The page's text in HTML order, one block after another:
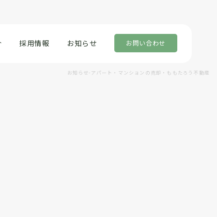
採用情報 お知らせ お問い合わせ
お知らせ-アパート・マンションの売却・ももたろう不動産